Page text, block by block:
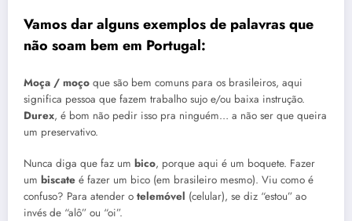
Vamos dar alguns exemplos de palavras que
não soam bem em Portugal:
Moça / moço que são bem comuns para os brasileiros, aqui
significa pessoa que fazem trabalho sujo e/ou baixa instrução.
Durex, é bom não pedir isso pra ninguém… a não ser que queira
um preservativo.
Nunca diga que faz um bico, porque aqui é um boquete. Fazer
um biscate é fazer um bico (em brasileiro mesmo). Viu como é
confuso? Para atender o telemóvel (celular), se diz “estou” ao
invés de “alô” ou “oi”.